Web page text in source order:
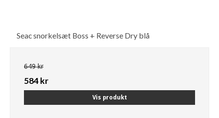
Seac snorkelsæt Boss + Reverse Dry blå
649 kr
584 kr
Vis produkt